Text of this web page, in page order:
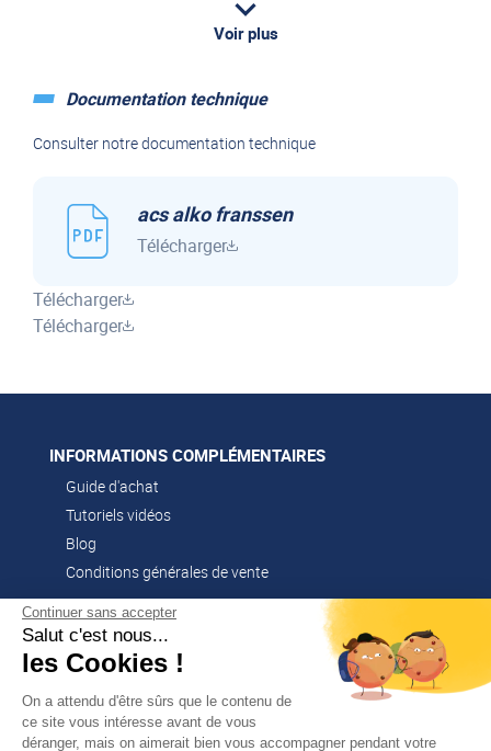
Continuer sans accepter
Salut c'est nous...
les Cookies !
On a attendu d'être sûrs que le contenu de
ce site vous intéresse avant de vous
déranger, mais on aimerait bien vous accompagner pendant votre
Le prix posé dans notre atelier est de 2515€ TTC pour un
Voir plus
Documentation technique
Consulter notre documentation technique
acs alko franssen
Télécharger
Télécharger
Télécharger
INFORMATIONS COMPLÉMENTAIRES
Guide d'achat
Tutoriels vidéos
Blog
Conditions générales de vente
CONTACT
02 51 52 26 57
contacts@franssen-loisirs.fr